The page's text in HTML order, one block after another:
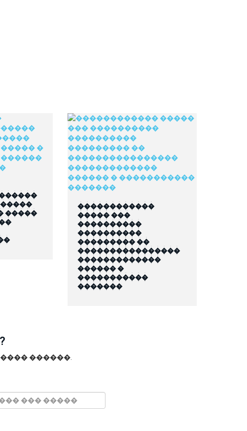
�����
������������
����� ���
����������
����������
��������� ��
����������������
�������������
������ �
�����������
�������
������.